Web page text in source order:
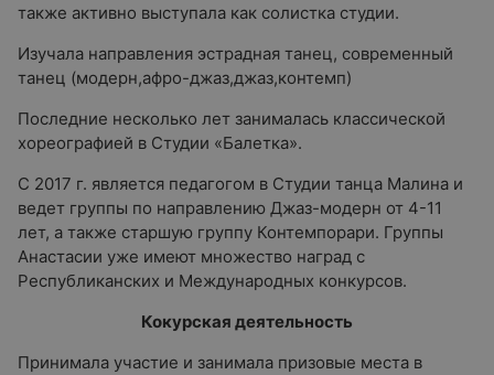
также активно выступала как солистка студии.
Изучала направления эстрадная танец, современный
танец (модерн,афро-джаз,джаз,контемп)
Последние несколько лет занималась классической
хореографией в Студии «Балетка».
C 2017 г. является педагогом в Студии танца Малина и
ведет группы по направлению Джаз-модерн от 4-11
лет, а также старшую группу Контемпорари. Группы
Анастасии уже имеют множество наград с
Республиканских и Международных конкурсов.
Кокурская деятельность
Принимала участие и занимала призовые места в